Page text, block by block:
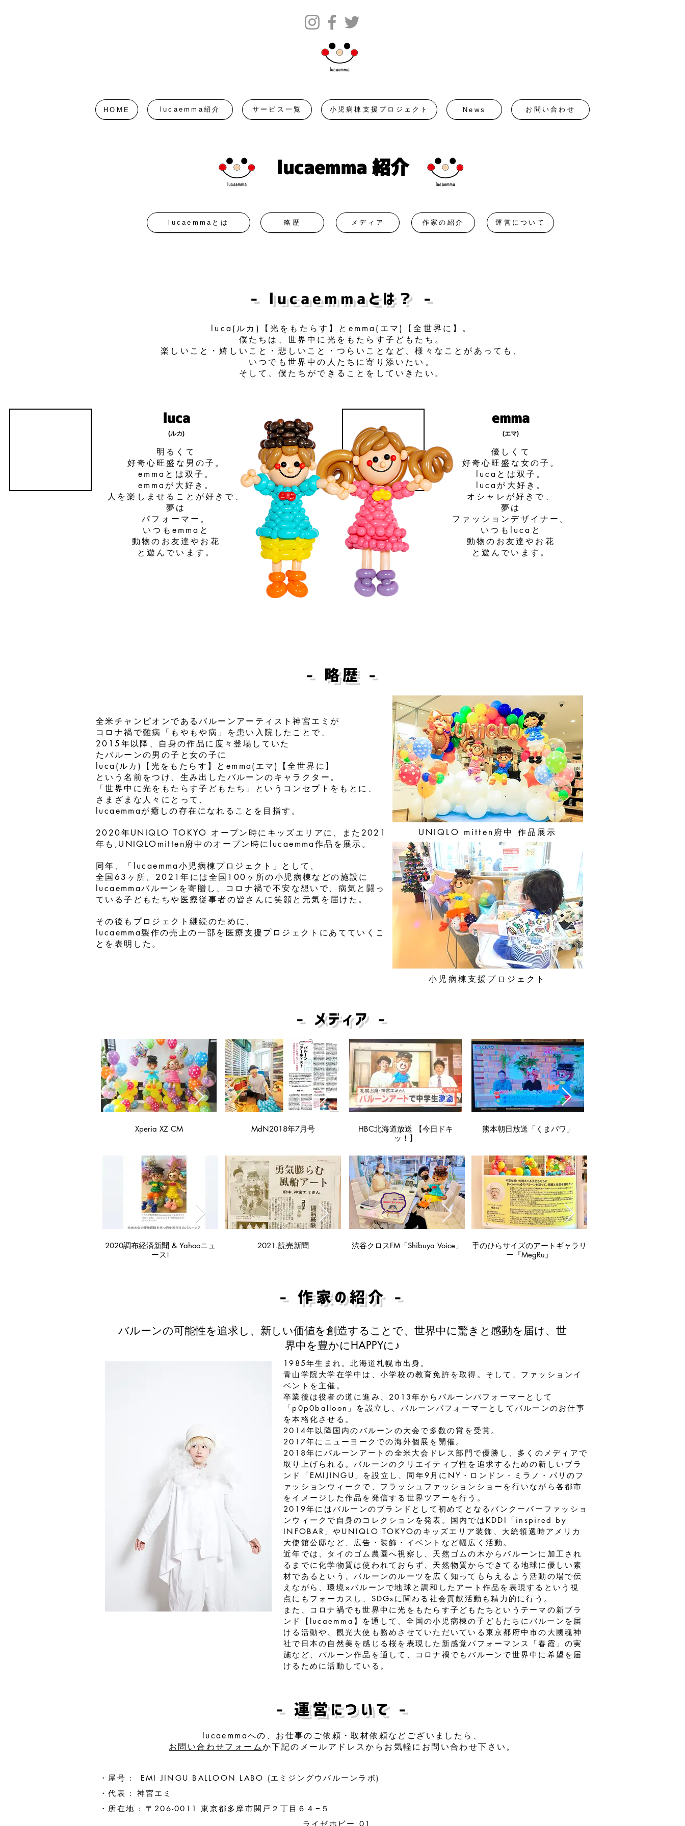
HOME lucaemma紹介 サービス一覧 小児病棟支援プロジェクト News お問い合わせ
lucaemma 紹介
lucaemmaとは 略歴 メディア 作家の紹介 運営について
- lucaemmaとは？ -
luca(ルカ)【光をもたらす】とemma(エマ)【全世界に】。
​僕たちは、世界中に光をもたらす子どもたち。
楽しいこと・​嬉しいこと・悲しいこと・つらいことなど、様々なことがあっても、
いつでも世界中の人たちに寄り添いたい。
そして、僕たちができることをしていきたい。
emma
(エマ)
luca
(ルカ)
​優しくて
好奇心旺盛な女の子。
lucaとは双子。
lucaが大好き。
オシャレが好きで、
夢は
ファッションデザイナー。
いつもlucaと
動物のお友達やお花
と遊んでいます。
​明るくて
好奇心旺盛な男の子。
emmaとは双子。
emmaが大好き。
人を楽しませることが好きで、
夢は
パフォーマー。
いつもemmaと
動物のお友達やお花
と遊んでいます。
​- 略歴 -
全米チャンピオンであるバルーンアーティスト神宮エミが
コロナ禍で難病「もやもや病」
を患い入院したことで、
2015年以降、自身の作品に度々登場していた
たバルーンの男の子と女の子に
luca(ルカ)【光をもたらす】とemma(エマ)【全世界に】
という名前をつけ、 生み出したバルーンのキャラクター。
「​世界中に光をもたらす子どもたち」というコンセプトをもとに、
さまざまな人々にとって、
lucaemmaが癒しの存在になれることを目指す。
2020年UNIQLO TOKYO オープン時にキッズエリアに、また2021
年も,UNIQLOmitten府中のオープン時に lucaemma作品を展示。
同年、「lucaemma小児病棟プロジェクト」として、
全国63ヶ所、2021年には全国100ヶ所の小児病棟などの施設に
lucaemmaバルーンを寄贈し、
コロナ禍で不安な想いで、病気と闘っ
ている子どもたちや医療従事者の皆さんに笑顔と元気を届けた。
その後もプロジェクト継続のために、
lucaemma製作の売上の一部を医療支援プロジェクトにあてていくこ
とを表明した。
​UNIQLO mitten府中 作品展示
​小児病棟支援プロジェクト
​- メディア -
Xperia XZ CM Xperia XZ CM
MdN2018年7月号 20180604-mdn03_full.jpg
HBC北海道放送 【今日ドキ
ッ！】
IMG_6602_edited.jpg
熊本朝日放送「くまパワ」
2020調布経済新聞 & Yahooニュ
ース!
2020調布経済新聞 & Yahooニュ
2021.読売新聞 2021.読売新聞
渋谷クロスFM「Shibuya Voice」 IMG_8120.jpg
手のひらサイズのアートギャラリ
ー『MegRu』
​- 作家の紹介 -
バルーンの可能性を追求し、新しい価値を創造することで、世界中に驚きと感動を届け、世
界中を豊かにHAPPYに♪
1985年生まれ。北海道札幌市出身。
⻘山学院大学在学中は、小学校の教育免許を取得。そして、ファッションイ
ベントを主催。
卒業後は役者の道に進み、2013年からバルーンパフォーマーとして
「p0p0balloon」を設立し、バルーンパフォーマーとしてバルーンのお仕事
を本格化させる。
2014年以降国内のバルーンの大会で多数の賞を受賞。
2017年にニューヨークでの海外個展を開催。
2018年にバルーンアートの全米大会ドレス部門で優勝し、多くのメディアで
取り上げられる。バルーンのクリエイティブ性を追求するための新しいブラ
ンド「EMIJINGU」を設立し、同年9月にNY・ロンドン・ミラノ・パリのフ
ァッションウィークで、フラッシュファッションショーを行いながら各都市
をイメージした作品を発信する世界ツアーを行う。
2019年にはバルーンのブランドとして初めてとなるバンクーバーファッショ
ンウィークで自身のコレクションを発表。国内ではKDDI「inspired by
INFOBAR」やUNIQLO TOKYOのキッズエリア装飾、大統領選時アメリカ
大使館公邸など、広告・装飾・イベントなど幅広く活動。
近年では、タイのゴム農園へ視察し、天然ゴムの木からバルーンに加工され
るまでに化学物質は使われておらず、天然物質からできてる地球に優しい素
材であるという、バルーンのルーツを広く知ってもらえるよう活動の場で伝
えながら、環境×バルーンで地球と調和したアート作品を表現するという視
点にもフォーカスし、SDGsに関わる社会貢献活動も精力的に行う。
また、コロナ禍でも世界中に光をもたらす子どもたちというテーマの新ブラ
ンド【lucaemma】を通して、全国の小児病棟の子どもたちにバルーンを届
ける活動や、観光大使も務めさせていただいている東京都府中市の大國魂神
社で日本の自然美を感じる桜を表現した新感覚パフォーマンス「春霞」の実
施など、バルーン作品を通して、コロナ禍でもバルーンで世界中に希望を届
けるために活動している。
​- 運営について -
lucaemmaへの、お仕事のご依頼・取材依頼などございましたら、
お問い合わせフォームか下記のメールアドレスからお気軽にお問い合わせ下さい。
・屋号 : EMI JINGU BALLOON LABO (エミジングウバルーンラボ)
​・代表 : 神宮エミ
・所在地 : ​〒206-0011 東京都多摩市関戸２丁目６４−５
ライゼホビー 01